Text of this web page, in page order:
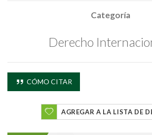
Categoría
Derecho
CÓMO CITAR
AGREGAR A LA LISTA DE